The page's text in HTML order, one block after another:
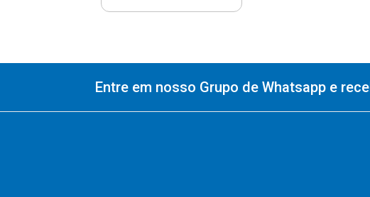
Entre em nosso Grupo de Whatsapp e